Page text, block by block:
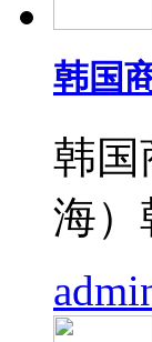
韩国
韩国
海）